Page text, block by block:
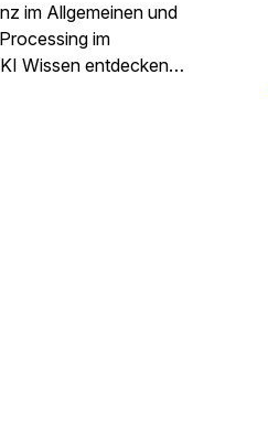
im Allgemeinen und
im
Wissen entdecken,
machen, dass ist
der Künstlichen